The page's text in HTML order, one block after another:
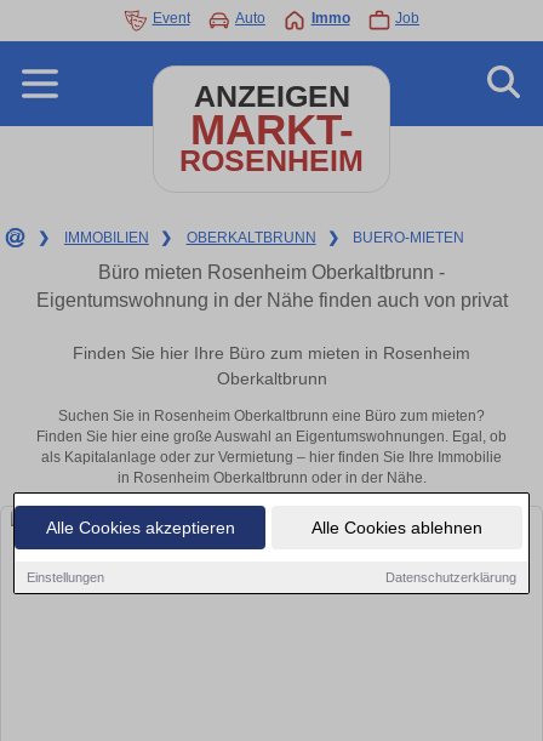
Alle Cookies akzeptieren Alle Cookies ablehnen
Einstellungen Datenschutzerklärung
Event Auto Immo Job
ANZEIGEN
MARKT-
ROSENHEIM
❯ IMMOBILIEN ❯ OBERKALTBRUNN ❯ BUERO-MIETEN
Büro mieten Rosenheim Oberkaltbrunn -
Eigentumswohnung in der Nähe finden auch von privat
Finden Sie hier Ihre Büro zum mieten in Rosenheim
Oberkaltbrunn
Suchen Sie in Rosenheim Oberkaltbrunn eine Büro zum mieten?
Finden Sie hier eine große Auswahl an Eigentumswohnungen. Egal, ob
als Kapitalanlage oder zur Vermietung – hier finden Sie Ihre Immobilie
in Rosenheim Oberkaltbrunn oder in der Nähe.